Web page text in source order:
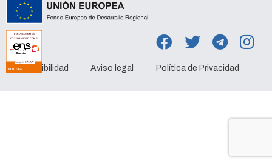
Accesibilidad Aviso legal Política de Privacidad